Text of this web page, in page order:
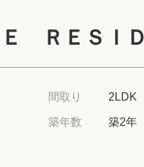
ＲＥＳＩ
間取り 2LDK
築年数 築2年